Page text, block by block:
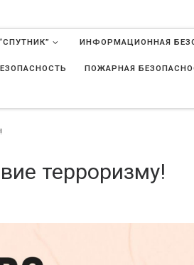
ИНФОРМАЦИОННАЯ
ПОЖАРНАЯ
терроризму!